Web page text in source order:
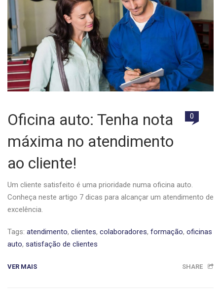
Oficina auto: Tenha nota
máxima no atendimento
ao cliente!
0
Um cliente satisfeito é uma prioridade numa oficina auto.
Conheça neste artigo 7 dicas para alcançar um atendimento de
excelência.
Tags: atendimento, clientes, colaboradores, formação, oficinas
auto, satisfação de clientes
VER MAIS SHARE